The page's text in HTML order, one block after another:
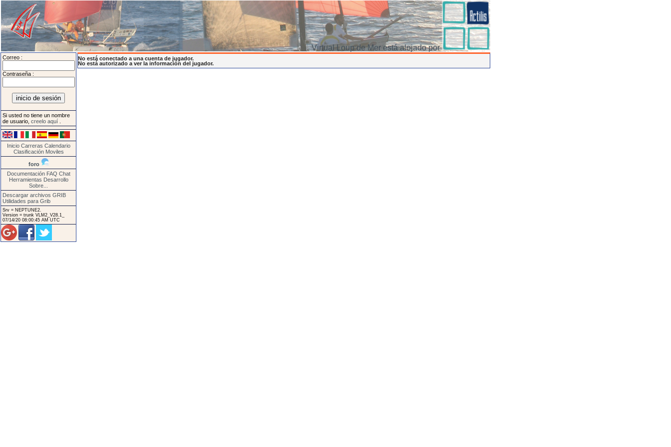
Virtual Loup de Mer está alojado por
Correo :
Contraseña :
Si usted no tiene un nombre
de usuario, creelo aquí
Inicio Carreras Calendario
Clasificación Moviles
foro
Documentación FAQ Chat
Herramientas Desarrollo
Sobre...
Descargar archivos GRIB
Utilidades para Grib
Srv = NEPTUNE2.
Version = trunk VLM2_V28.1_
07/14/20 08:00:45 AM UTC
No está conectado a una cuenta de jugador.
No está autorizado a ver la información del jugador.